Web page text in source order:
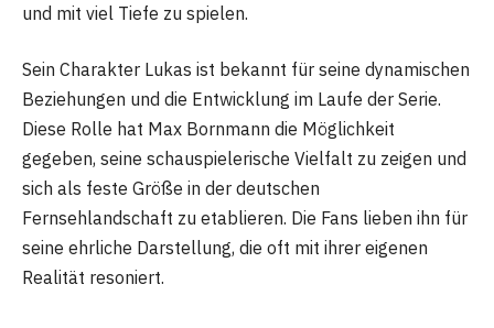
und mit viel Tiefe zu spielen.
Sein Charakter Lukas ist bekannt für seine dynamischen
Beziehungen und die Entwicklung im Laufe der Serie.
Diese Rolle hat Max Bornmann die Möglichkeit
gegeben, seine schauspielerische Vielfalt zu zeigen und
sich als feste Größe in der deutschen
Fernsehlandschaft zu etablieren. Die Fans lieben ihn für
seine ehrliche Darstellung, die oft mit ihrer eigenen
Realität resoniert.